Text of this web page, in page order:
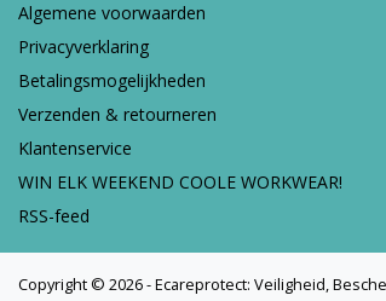
Algemene voorwaarden
Privacyverklaring
Betalingsmogelijkheden
Verzenden & retourneren
Klantenservice
WIN ELK WEEKEND COOLE WORKWEAR!
RSS-feed
Copyright © 2026 - Ecareprotect: Veiligheid,